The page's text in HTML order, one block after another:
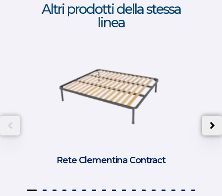
Altri prodotti della stessa
linea
Rete Clementina Contract